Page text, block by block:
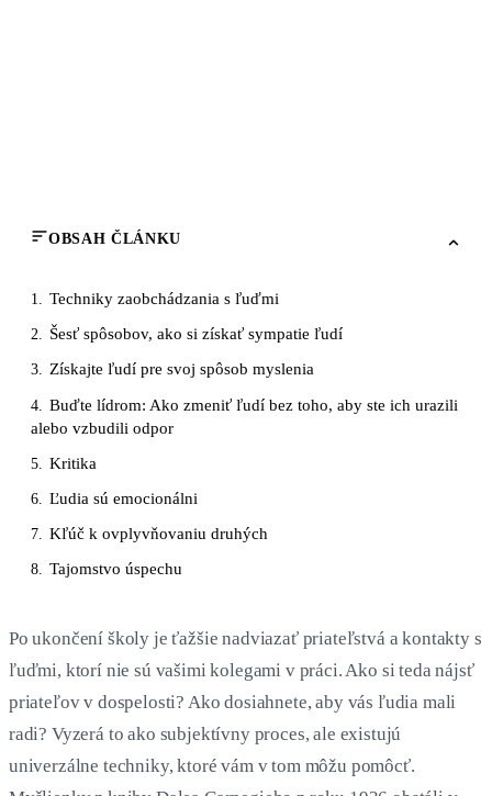
OBSAH ČLÁNKU
1. Techniky zaobchádzania s ľuďmi
2. Šesť spôsobov, ako si získať sympatie ľudí
3. Získajte ľudí pre svoj spôsob myslenia
4.
Buďte lídrom: Ako zmeniť ľudí bez toho, aby ste ich urazili
alebo vzbudili odpor
5. Kritika
6. Ľudia sú emocionálni
7. Kľúč k ovplyvňovaniu druhých
8. Tajomstvo úspechu
Po ukončení školy je ťažšie nadviazať priateľstvá a kontakty s
ľuďmi, ktorí nie sú vašimi kolegami v práci. Ako si teda nájsť
priateľov v dospelosti? Ako dosiahnete, aby vás ľudia mali
radi? Vyzerá to ako subjektívny proces, ale existujú
univerzálne techniky, ktoré vám v tom môžu pomôcť.